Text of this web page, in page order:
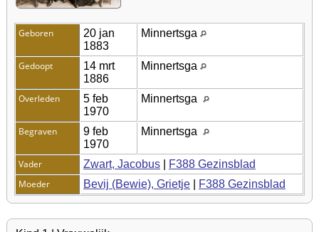
Geboren
20 jan
1883
Minnertsga
Gedoopt
14 mrt
1886
Minnertsga
Overleden
5 feb
1970
Minnertsga
Begraven
9 feb
1970
Minnertsga
Vader Zwart, Jacobus
F388 Gezinsblad
Moeder
Bevij (Bewie), Grietje F388 Gezinsblad